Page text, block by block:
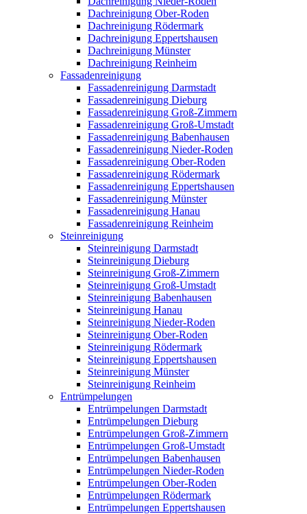
Dachreinigung Ober-Roden
Dachreinigung Rödermark
Dachreinigung Eppertshausen
Dachreinigung Münster
Dachreinigung Reinheim
Fassadenreinigung
Fassadenreinigung Darmstadt
Fassadenreinigung Dieburg
Fassadenreinigung Groß-Zimmern
Fassadenreinigung Groß-Umstadt
Fassadenreinigung Babenhausen
Fassadenreinigung Nieder-Roden
Fassadenreinigung Ober-Roden
Fassadenreinigung Rödermark
Fassadenreinigung Eppertshausen
Fassadenreinigung Münster
Fassadenreinigung Hanau
Fassadenreinigung Reinheim
Steinreinigung
Steinreinigung Darmstadt
Steinreinigung Dieburg
Steinreinigung Groß-Zimmern
Steinreinigung Groß-Umstadt
Steinreinigung Babenhausen
Steinreinigung Hanau
Steinreinigung Nieder-Roden
Steinreinigung Ober-Roden
Steinreinigung Rödermark
Steinreinigung Eppertshausen
Steinreinigung Münster
Steinreinigung Reinheim
Entrümpelungen
Entrümpelungen Darmstadt
Entrümpelungen Dieburg
Entrümpelungen Groß-Zimmern
Entrümpelungen Groß-Umstadt
Entrümpelungen Babenhausen
Entrümpelungen Nieder-Roden
Entrümpelungen Ober-Roden
Entrümpelungen Rödermark
Entrümpelungen Eppertshausen